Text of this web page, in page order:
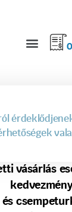
0
vásárlás
és